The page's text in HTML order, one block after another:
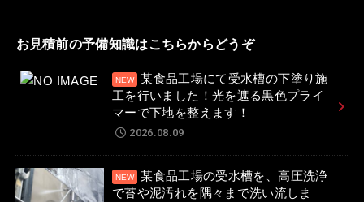
お見積前の予備知識はこちらからどうぞ
某食品工場にて受水槽の下塗り施
工を行いました！光を遮る黒色プライ
マーで下地を整えます！
2026.08.09
某食品工場の受水槽を、高圧洗浄
で苔や泥汚れを隅々まで洗い流しま